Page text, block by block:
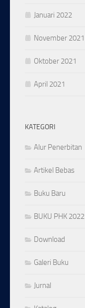
Januari 2022
November 2021
Oktober 2021
April 2021
KATEGORI
Alur Penerbitan
Artikel Bebas
Buku Baru
BUKU PHK 2022
Download
Galeri Buku
Jurnal